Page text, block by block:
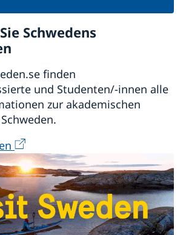
Schwedens
finden
und Studenten/-innen alle
zur akademischen